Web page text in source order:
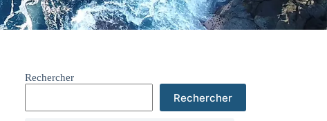
Rechercher
Rechercher